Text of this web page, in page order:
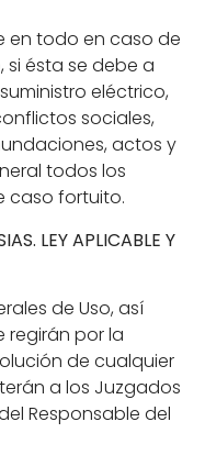
en todo en caso de
si ésta se debe a
eléctrico,
sociales,
actos y
todos los
caso fortuito.
LEY APLICABLE Y
de Uso, así
regirán por la
de cualquier
a los Juzgados
Responsable del